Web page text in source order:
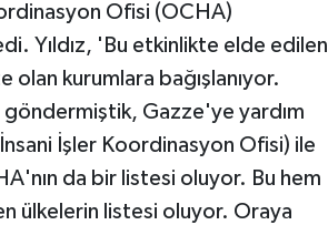
Ofisi (OCHA)
Yıldız, 'Bu etkinlikte elde edilen
kurumlara bağışlanıyor.
Gazze'ye yardım
İşler Koordinasyon Ofisi) ile
da bir listesi oluyor. Bu hem
ülkelerin listesi oluyor. Oraya